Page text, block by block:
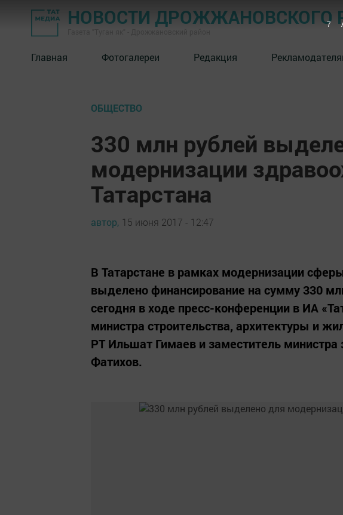
НОВОСТИ ДРОЖЖАНОВСКОГО
Главная Фотогалереи Редакция
ОБЩЕСТВО
330 млн рублей
модернизации
Татарстана
автор, 15 июня 2017 - 12:47
В Татарстане в рамках модернизации
выделено финансирование на сумму 330
сегодня в ходе пресс-конференции в ИА
министра строительства, архитектуры и
РТ Ильшат Гимаев и заместитель
Фатихов.
6